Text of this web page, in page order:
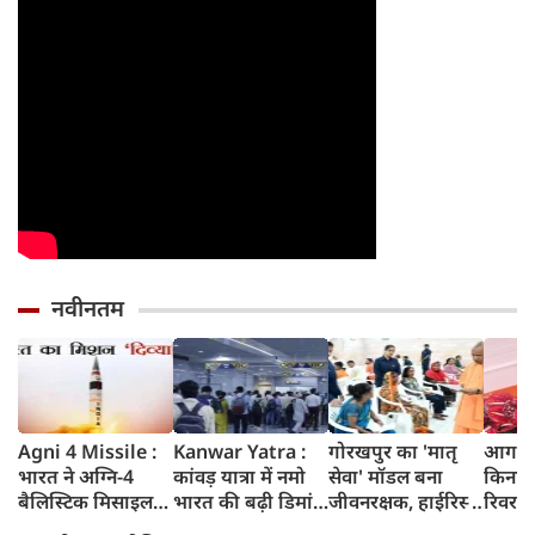
नवीनतम
Agni 4 Missile :
भारत ने अग्नि-4
बैलिस्टिक मिसाइल
Kanwar Yatra :
कांवड़ यात्रा में नमो
भारत की बढ़ी डिमांड,
गोरखपुर का 'मातृ
सेवा' मॉडल बना
जीवनरक्षक, हाईरिस्क
आगरा
रिवर